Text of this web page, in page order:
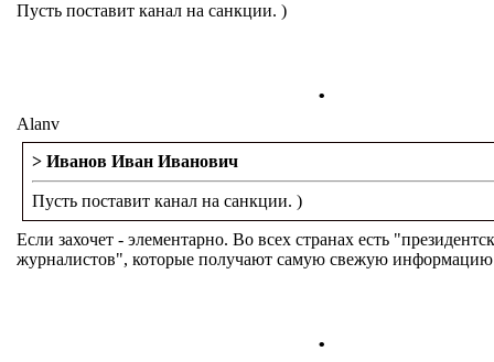
Пусть поставит канал на санкции. )
.
Alanv
> Иванов Иван Иванович
Пусть поставит канал на санкции. )
Если захочет - элементарно. Во всех странах есть
журналистов", которые получают самую свежую
.